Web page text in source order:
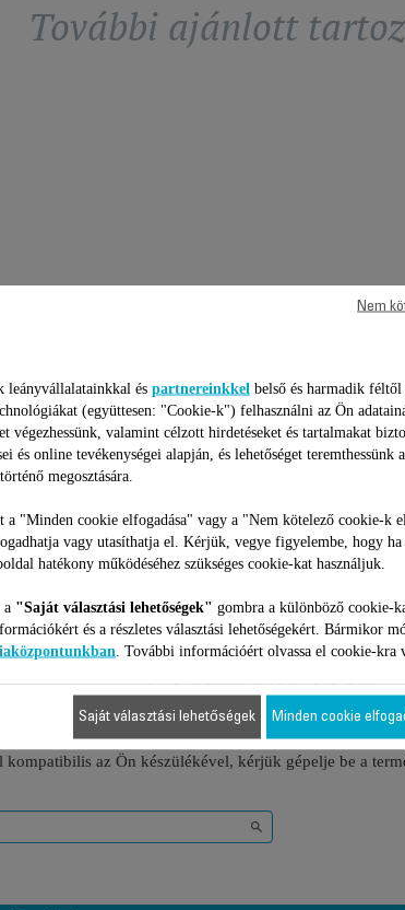
További ajánlott
2 Termékekhez
az Ön készülékével, kérjük gépelje be a
leányvállalatainkkal és partnereinkkel belső és harmadik
(együttesen: "Cookie-k") felhasználni az Ön
végezhessünk, valamint célzott hirdetéseket és tartalmakat
és online tevékenységei alapján, és lehetőséget teremthessünk
megosztására.
a "Minden cookie elfogadása" vagy a "Nem kötelező cookie-k
vagy utasíthatja el. Kérjük, vegye figyelembe, hogy ha
hatékony működéséhez szükséges cookie-kat használjuk.
a "Saját választási lehetőségek" gombra a különböző cookie-
és a részletes választási lehetőségekért. Bármikor
. További információért olvassa el cookie-kra
Nem
Saját választási lehetőségek Minden cookie